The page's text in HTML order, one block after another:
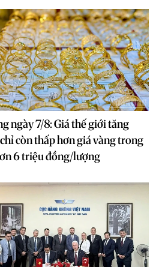
ngày 7/8: Giá thế giới tăng
còn thấp hơn giá vàng trong
6 triệu đồng/lượng